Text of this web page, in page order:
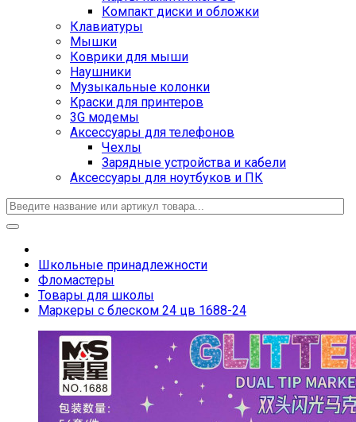
Компакт диски и обложки
Клавиатуры
Мышки
Коврики для мыши
Наушники
Музыкальные колонки
Краски для принтеров
3G модемы
Аксессуары для телефонов
Чехлы
Зарядные устройства и кабели
Аксессуары для ноутбуков и ПК
Школьные принадлежности
Фломастеры
Товары для школы
Маркеры с блеском 24 цв 1688-24